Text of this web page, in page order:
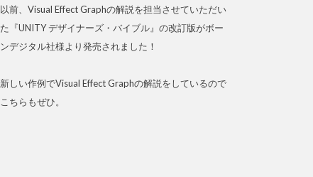
以前、Visual Effect Graphの解説を担当させていただい
た『UNITY デザイナーズ・バイブル』の改訂版がボー
ンデジタル社様より発売されました！
新しい作例でVisual Effect Graphの解説をしているので
こちらもぜひ。